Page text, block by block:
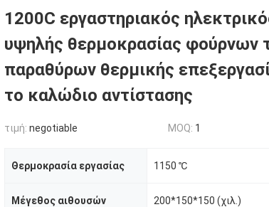
1200C εργαστηριακός
υψηλής θερμοκρασίας φούρνων
παραθύρων θερμικής
το καλώδιο αντίστασης
τιμή: negotiable MOQ: 1
Θερμοκρασία εργασίας 1150 ℃
Μέγεθος αιθουσών 200*150*150 (χιλ.)